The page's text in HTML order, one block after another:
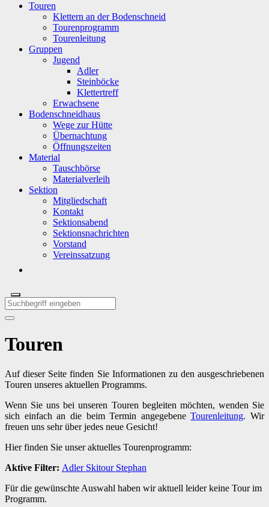
Touren
Klettern an der Bodenschneid
Tourenprogramm
Tourenleitung
Gruppen
Jugend
Adler
Steinböcke
Klettertreff
Erwachsene
Bodenschneidhaus
Wege zur Hütte
Übernachtung
Öffnungszeiten
Material
Tauschbörse
Materialverleih
Sektion
Mitgliedschaft
Kontakt
Sektionsabend
Sektionsnachrichten
Vorstand
Vereinssatzung
Touren
Auf dieser Seite finden Sie Informationen zu den ausgeschriebenen
Touren unseres aktuellen Programms.
Wenn Sie uns bei unseren Touren begleiten möchten, wenden Sie
sich einfach an die beim Termin angegebeneTourenleitung. Wir
freuen uns sehr über jedes neue Gesicht!
Hier finden Sie unser aktuelles Tourenprogramm:
Aktive Filter: AdlerSkitourStephan
Für die gewünschte Auswahl haben wir aktuell leider keine Tour im
Programm.